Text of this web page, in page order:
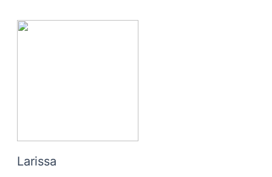
Larissa